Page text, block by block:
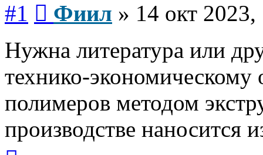
#1 Фиил » 14 окт
Нужна литература или
технико-
полимеров методом
производстве наносится